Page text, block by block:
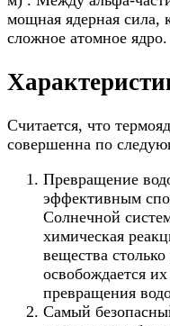
мощная ядерная сила,
сложное атомное ядро.
Считается, что
совершенна по
Превращение
эффективным
Солнечной
химическая
вещества
освобождается
превращения
Самый